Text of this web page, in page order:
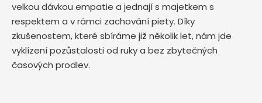
velkou dávkou empatie a jednají s majetkem s
respektem a v rámci zachování piety. Díky
zkušenostem, které sbíráme již několik let, nám jde
vyklízení pozůstalosti od ruky a bez zbytečných
časových prodlev.